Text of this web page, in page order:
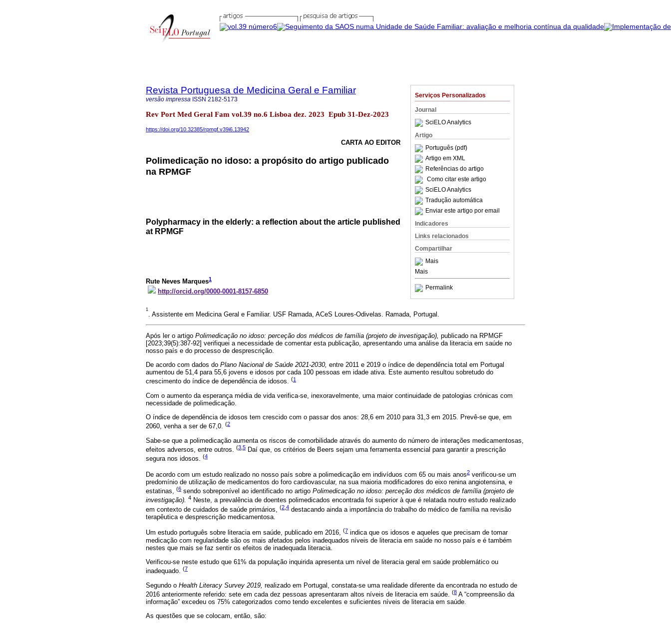
Serviços Personalizados
Journal
SciELO Analytics
Artigo
Português (pdf)
Artigo em XML
Referências do artigo
Como citar este artigo
SciELO Analytics
Tradução automática
Enviar este artigo por email
Indicadores
Links relacionados
Compartilhar
Mais
Mais
Permalink
Revista Portuguesa de Medicina Geral e Familiar
versão impressa ISSN 2182-5173
Rev Port Med Geral Fam vol.39 no.6 Lisboa dez. 2023 Epub 31-Dez-2023
https://doi.org/10.32385/rpmgf.v39i6.13942
CARTA AO EDITOR
Polimedicação no idoso: a propósito do artigo publicado
na RPMGF
Polypharmacy in the elderly: a reflection about the article published
at RPMGF
Rute Neves Marques1
http://orcid.org/0000-0001-8157-6850
1
. Assistente em Medicina Geral e Familiar. USF Ramada, ACeS Loures-Odivelas. Ramada, Portugal.
Após ler o artigo Polimedicação no idoso: perceção dos médicos de família (projeto de investigação), publicado na RPMGF
[2023;39(5):387-92] verifiquei a necessidade de comentar esta publicação, apresentando uma análise da literacia em saúde no
nosso país e do processo de desprescrição.
De acordo com dados do Plano Nacional de Saúde 2021-2030, entre 2011 e 2019 o índice de dependência total em Portugal
aumentou de 51,4 para 55,6 jovens e idosos por cada 100 pessoas em idade ativa. Este aumento resultou sobretudo do
crescimento do índice de dependência de idosos. (1
Com o aumento da esperança média de vida verifica-se, inexoravelmente, uma maior continuidade de patologias crónicas com
necessidade de polimedicação.
O índice de dependência de idosos tem crescido com o passar dos anos: 28,6 em 2010 para 31,3 em 2015. Prevê-se que, em
2060, venha a ser de 67,0. (2
Sabe-se que a polimedicação aumenta os riscos de comorbilidade através do aumento do número de interações medicamentosas,
efeitos adversos, entre outros. (3 5 Daí que, os critérios de Beers sejam uma ferramenta essencial para garantir a prescrição
segura nos idosos. (4
De acordo com um estudo realizado no nosso país sobre a polimedicação em indivíduos com 65 ou mais anos2 verificou-se um
predomínio de utilização de medicamentos do foro cardiovascular, na sua maioria modificadores do eixo renina angiotensina, e
estatinas, (6 sendo sobreponível ao identificado no artigo Polimedicação no idoso: perceção dos médicos de família (projeto de
investigação). 4 Neste, a prevalência de doentes polimedicados encontrada foi superior à que é relatada noutro estudo realizado
em contexto de cuidados de saúde primários, (2 4 destacando ainda a importância do trabalho do médico de família na revisão
terapêutica e desprescrição medicamentosa.
Um estudo português sobre literacia em saúde, publicado em 2016, (7 indica que os idosos e aqueles que precisam de tomar
medicação com regularidade são os mais afetados pelos inadequados níveis de literacia em saúde no nosso país e é também
nestes que mais se faz sentir os efeitos de inadequada literacia.
Verificou-se neste estudo que 61% da população inquirida apresenta um nível de literacia geral em saúde problemático ou
inadequado. (7
Segundo o Health Literacy Survey 2019, realizado em Portugal, constata-se uma realidade diferente da encontrada no estudo de
2016 anteriormente referido: sete em cada dez pessoas apresentaram altos níveis de literacia em saúde.
(8 A “compreensão da
informação” excedeu os 75% categorizados como tendo excelentes e suficientes níveis de literacia em saúde.
As questões que se colocam, então, são: